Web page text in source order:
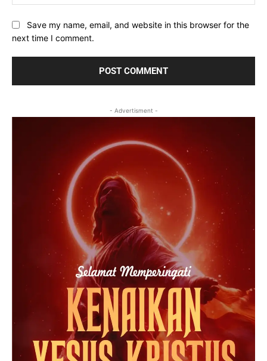
Save my name, email, and website in this browser for the
next time I comment.
- Advertisment -